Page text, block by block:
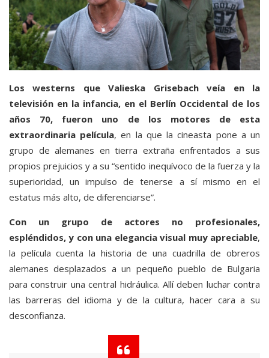
Los westerns que Valieska Grisebach veía en la
televisión en la infancia, en el Berlín Occidental de los
años 70, fueron uno de los motores de esta
extraordinaria película, en la que la cineasta pone a un
grupo de alemanes en tierra extraña enfrentados a sus
propios prejuicios y a su “sentido inequívoco de la fuerza y la
superioridad, un impulso de tenerse a sí mismo en el
estatus más alto, de diferenciarse”.
Con un grupo de actores no profesionales,
espléndidos, y con una elegancia visual muy apreciable,
la película cuenta la historia de una cuadrilla de obreros
alemanes desplazados a un pequeño pueblo de Bulgaria
para construir una central hidráulica. Allí deben luchar contra
las barreras del idioma y de la cultura, hacer cara a su
desconfianza.